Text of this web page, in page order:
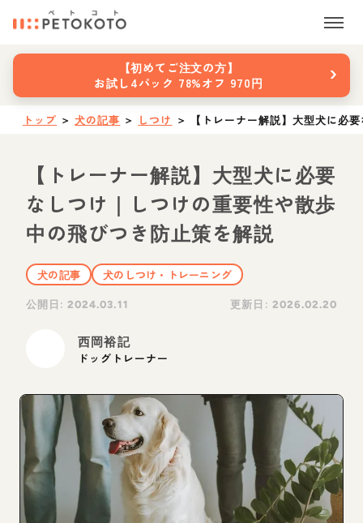
【初めてご注文の方】
お試し4パック 78%オフ 970円
›
トップ ＞ 犬の記事 ＞ しつけ ＞ 【トレーナー解説】大型犬に必
【トレーナー解説】大型犬に必要
なしつけ｜しつけの重要性や散歩
中の飛びつき防止策を解説
犬の記事
犬のしつけ・トレーニング
公開日:2024.03.11 更新日: 2026.02.20
西岡裕記
ドッグトレーナー